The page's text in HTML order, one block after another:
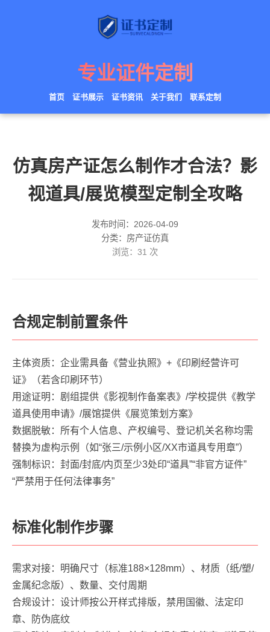
专业证件定制
首页 证书展示 证书资讯 关于我们 联系定制
仿真房产证怎么制作才合法？影
视道具/展览模型定制全攻略
发布时间：2026-04-09
分类：房产证仿真
浏览： 31 次
合规定制前置条件
主体资质：企业需具备《营业执照》+《印刷经营许可
证》（若含印刷环节）
用途证明：剧组提供《影视制作备案表》/学校提供《教学
道具使用申请》/展馆提供《展览策划方案》
数据脱敏：所有个人信息、产权编号、登记机关名称均需
替换为虚构示例（如“张三/示例小区/XX市道具专用章”）
强制标识：封面/封底/内页至少3处印“道具”“非官方证件”
“严禁用于任何法律事务”
标准化制作步骤
需求对接：明确尺寸（标准188×128mm）、材质（纸/塑/
金属纪念版）、数量、交付周期
合规设计：设计师按公开样式排版，禁用国徽、法定印
章、防伪底纹